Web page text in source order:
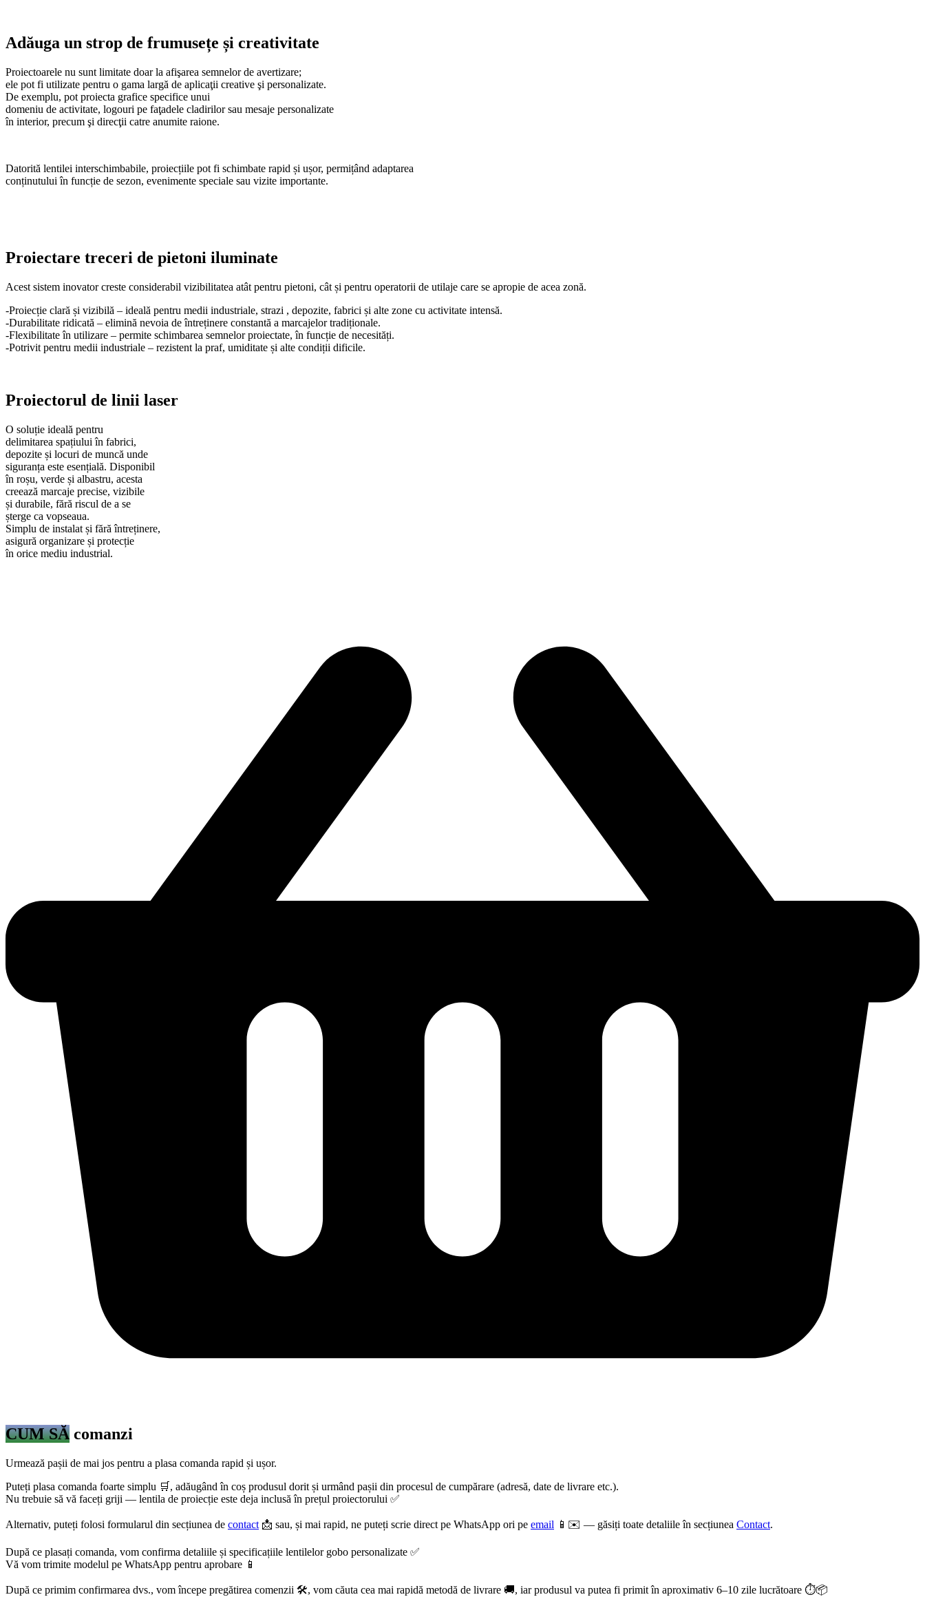
Adăuga un strop de frumusețe și creativitate
Proiectoarele nu sunt limitate doar la afişarea semnelor de avertizare;
ele pot fi utilizate pentru o gama largă de aplicaţii creative şi personalizate.
De exemplu, pot proiecta grafice specifice unui
domeniu de activitate, logouri pe faţadele cladirilor sau mesaje personalizate
în interior, precum şi direcţii catre anumite raione.
Datorită lentilei interschimbabile, proiecțiile pot fi schimbate rapid și ușor, permițând adaptarea
conținutului în funcție de sezon, evenimente speciale sau vizite importante.
Proiectare treceri de pietoni iluminate
Acest sistem inovator creste considerabil vizibilitatea atât pentru pietoni, cât și pentru operatorii de utilaje care se apropie de acea zonă.
-Proiecție clară și vizibilă – ideală pentru medii industriale, strazi , depozite, fabrici și alte zone cu activitate intensă.
-Durabilitate ridicată – elimină nevoia de întreținere constantă a marcajelor tradiționale.
-Flexibilitate în utilizare – permite schimbarea semnelor proiectate, în funcție de necesități.
-Potrivit pentru medii industriale – rezistent la praf, umiditate și alte condiții dificile.
Proiectorul de linii laser
O soluție ideală pentru
delimitarea spațiului în fabrici,
depozite și locuri de muncă unde
siguranța este esențială. Disponibil
în roșu, verde și albastru, acesta
creează marcaje precise, vizibile
și durabile, fără riscul de a se
șterge ca vopseaua.
Simplu de instalat și fără întreținere,
asigură organizare și protecție
în orice mediu industrial.
CUM SĂ comanzi
Urmează pașii de mai jos pentru a plasa comanda rapid și ușor.
Puteți plasa comanda foarte simplu 🛒, adăugând în coș produsul dorit și urmând pașii din procesul de cumpărare (adresă, date de livrare etc.).
Nu trebuie să vă faceți griji — lentila de proiecție este deja inclusă în prețul proiectorului ✅
Alternativ, puteți folosi formularul din secțiunea de contact 📩 sau, și mai rapid, ne puteți scrie direct pe WhatsApp ori pe email 📱✉️ — găsiți toate detaliile în secțiunea Contact.
După ce plasați comanda, vom confirma detaliile și specificațiile lentilelor gobo personalizate ✅
Vă vom trimite modelul pe WhatsApp pentru aprobare 📱
După ce primim confirmarea dvs., vom începe pregătirea comenzii 🛠️, vom căuta cea mai rapidă metodă de livrare 🚚, iar produsul va putea fi primit în aproximativ 6–10 zile lucrătoare ⏱️📦